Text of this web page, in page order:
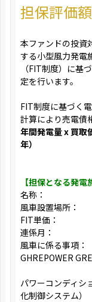
担保評価
本ファンドの投資
する小型風力発電
（FIT制度）に基
定を行います。
FIT制度に基づく
計算により売電債
年間発電量 x 買取
年）
【担保となる発電
名称： 北
風車設置場所
FIT単価
連係月：
風車に係る事項
GHREPOWER
（型式
パワーコンディシ
化制御システム）